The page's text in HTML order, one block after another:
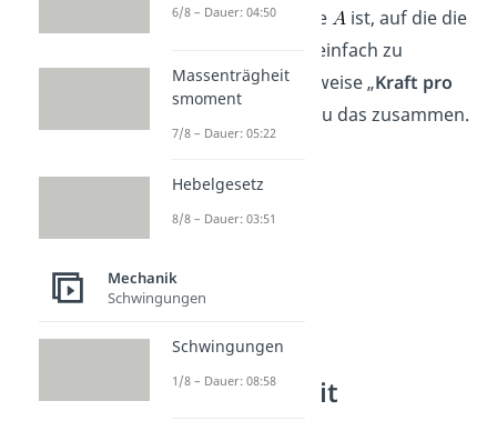
wie groß die Fläche
ist, auf die die
wirkt. Die einfach zu
merkende Sprechweise „Kraft pro
“ fasst genau das zusammen.
Druck Einheit
6/8 – Dauer: 04:50
Massenträgheit
smoment
7/8 – Dauer: 05:22
Hebelgesetz
8/8 – Dauer: 03:51
Mechanik
Schwingungen
Schwingungen
1/8 – Dauer: 08:58